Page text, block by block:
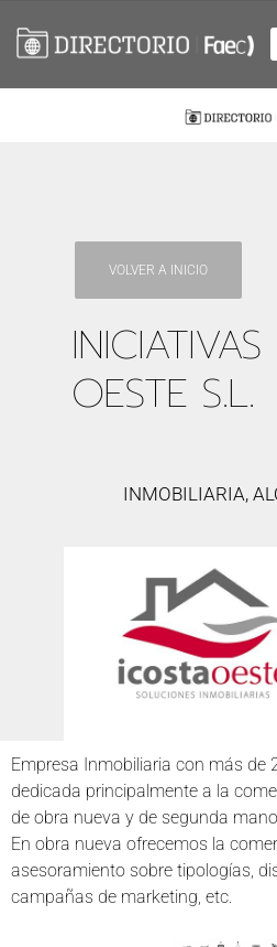
VOLVER A INICIO
OESTE S.L.
INMOBILIARIA,
Empresa Inmobiliaria con más de
dedicada principalmente a la
de obra nueva y de segunda mano.
En obra nueva ofrecemos la
asesoramiento sobre tipologías,
campañas de marketing, etc.